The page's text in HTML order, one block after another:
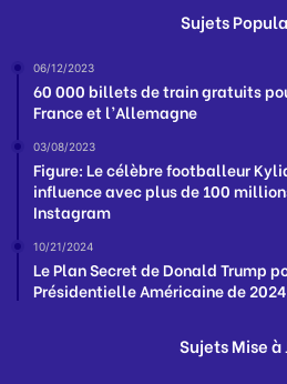
Sujets
06/12/2023
60 000 billets de train gratuits
France et l’Allemagne
03/08/2023
Figure: Le célèbre footballeur
influence avec plus de 100
Instagram
10/21/2024
Le Plan Secret de Donald Trump
Présidentielle Américaine de 2024
Sujets Mise à